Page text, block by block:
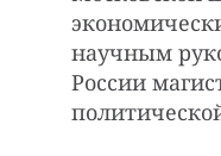
научным
России